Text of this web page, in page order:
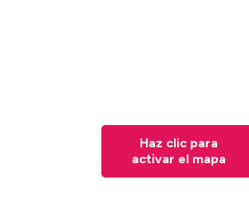
Haz clic para
activar el mapa